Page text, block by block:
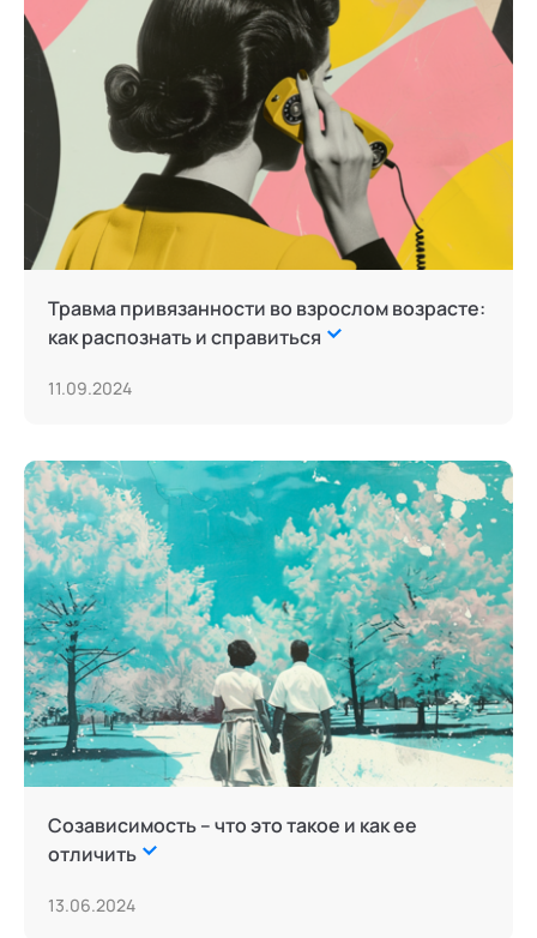
Травма привязанности во взрослом возрасте:
как распознать и справиться
11.09.2024
Созависимость – что это такое и как ее
отличить
13.06.2024